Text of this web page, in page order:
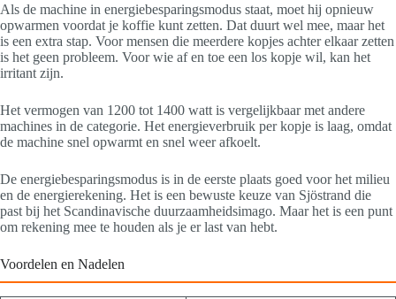
Als de machine in energiebesparingsmodus staat, moet hij opnieuw
opwarmen voordat je koffie kunt zetten. Dat duurt wel mee, maar het
is een extra stap. Voor mensen die meerdere kopjes achter elkaar zetten
is het geen probleem. Voor wie af en toe een los kopje wil, kan het
irritant zijn.
Het vermogen van 1200 tot 1400 watt is vergelijkbaar met andere
machines in de categorie. Het energieverbruik per kopje is laag, omdat
de machine snel opwarmt en snel weer afkoelt.
De energiebesparingsmodus is in de eerste plaats goed voor het milieu
en de energierekening. Het is een bewuste keuze van Sjöstrand die
past bij het Scandinavische duurzaamheidsimago. Maar het is een punt
om rekening mee te houden als je er last van hebt.
Voordelen en Nadelen